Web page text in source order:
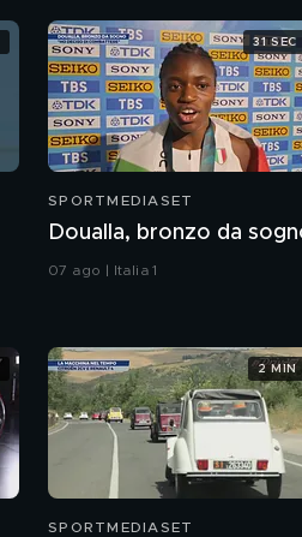
SPORTMEDIASET
Doualla, bronzo da
07 ago | Italia 1
31 SEC
SPORTMEDIASET
2 MIN